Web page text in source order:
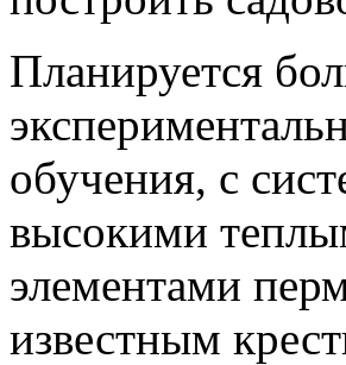
Планируется
обучения, с
высокими
элементами
известным